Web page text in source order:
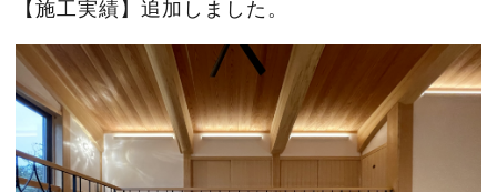
【施工実績】追加しました。